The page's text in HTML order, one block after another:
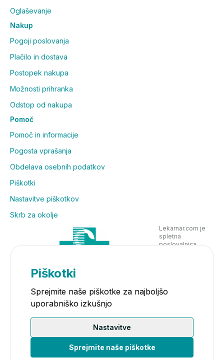
Oglaševanje
Nakup
Pogoji poslovanja
Plačilo in dostava
Postopek nakupa
Možnosti prihranka
Odstop od nakupa
Pomoč
Pomoč in informacije
Pogosta vprašanja
Obdelava osebnih podatkov
Piškotki
Nastavitve piškotkov
Skrb za okolje
Lekarnar.com je
spletna
poslovalnica
Piškotki
Sprejmite naše piškotke za najboljšo
uporabniško izkušnjo
Nastavitve
Sprejmite naše piškotke